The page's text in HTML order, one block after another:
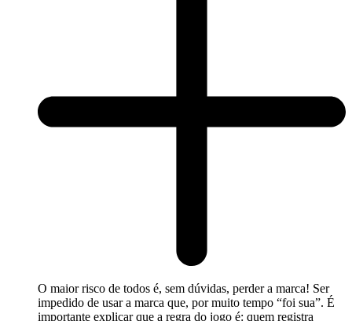
O maior risco de todos é, sem dúvidas, perder a marca! Ser
impedido de usar a marca que, por muito tempo “foi sua”. É
importante explicar que a regra do jogo é: quem registra